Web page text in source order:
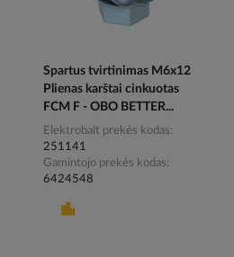
Spartus tvirtinimas M6x12
Plienas karštai cinkuotas
FCM F - OBO BETTER...
Elektrobalt prekės kodas
251141
Gamintojo prekės kodas
6424548